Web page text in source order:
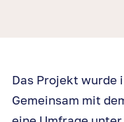
Das Projekt wurde
Gemeinsam mit